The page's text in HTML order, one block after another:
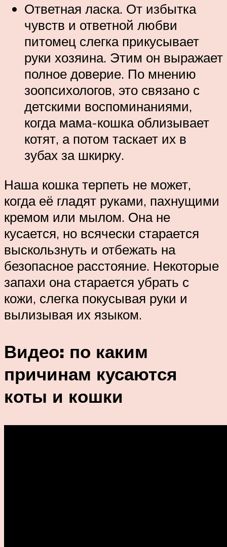
Ответная ласка. От избытка
чувств и ответной любви
питомец слегка прикусывает
руки хозяина. Этим он выражает
полное доверие. По мнению
зоопсихологов, это связано с
детскими воспоминаниями,
когда мама-кошка облизывает
котят, а потом таскает их в
зубах за шкирку.
Наша кошка терпеть не может,
когда её гладят руками, пахнущими
кремом или мылом. Она не
кусается, но всячески старается
выскользнуть и отбежать на
безопасное расстояние. Некоторые
запахи она старается убрать с
кожи, слегка покусывая руки и
вылизывая их языком.
Видео: по каким
причинам кусаются
коты и кошки